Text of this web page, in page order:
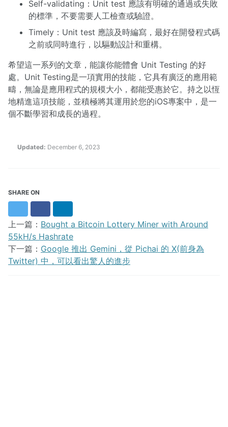
Self-validating：Unit test 應該有明確的通過或失敗
的標準，不要需要人工檢查或驗證。
Timely：Unit test 應該及時編寫，最好在開發程式碼
之前或同時進行，以驅動設計和重構。
希望這一系列的文章，能讓你能體會 Unit Testing 的好
處。Unit Testing是一項實用的技能，它具有廣泛的應用範
疇，無論是應用程式的規模大小，都能受惠於它。持之以恆
地精進這項技能，並積極將其運用於您的iOS專案中，是一
個不斷學習和成長的過程。
Updated: December 6, 2023
SHARE ON
上一篇： Bought a Bitcoin Lottery Miner with Around
55kH/s Hashrate
下一篇： Google 推出 Gemini，從 Pichai 的 X(前身為
Twitter) 中，可以看出驚人的進步